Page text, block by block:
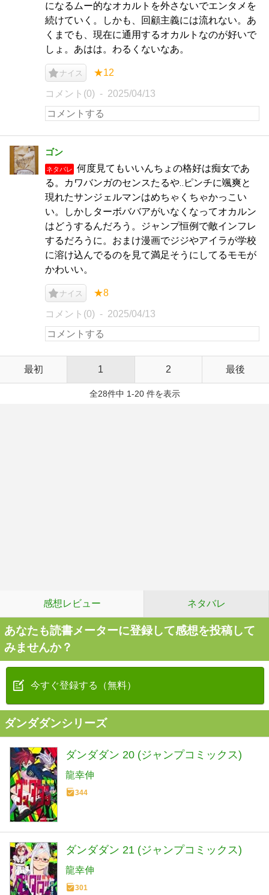
になるムー的なオカルトを外さないでエンタメを
続けていく。しかも、回顧主義には流れない。あ
くまでも、現在に通用するオカルトなのが好いで
しょ。あはは。わるくないなあ。
ナイス ★12
コメント(0) 2025/04/13
ゴン
ネタバレ
何度見てもいいんちょの格好は痴女であ
る。カワバンガのセンスたるや‥ピンチに颯爽と
現れたサンジェルマンはめちゃくちゃかっこい
い。しかしターボババアがいなくなってオカルン
はどうするんだろう。ジャンプ恒例で敵インフレ
するだろうに。おまけ漫画でジジやアイラが学校
に溶け込んでるのを見て満足そうにしてるモモが
かわいい。
ナイス ★8
コメント(0) 2025/04/13
最初 1 2 最後
全28件中 1-20 件を表示
感想レビュー ネタバレ
あなたも読書メーターに登録して感想を投稿して
みませんか？
今すぐ登録する（無料）
ダンダダンシリーズ
ダンダダン 20 (ジャンプコミックス)
龍幸伸
344
ダンダダン 21 (ジャンプコミックス)
龍幸伸
301